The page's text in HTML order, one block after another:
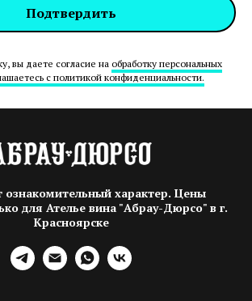
Подтвердить
вы даете согласие наобработку персональных
c политикой конфиденциальности.
ознакомительный характер. Цены
для Ателье вина "Абрау-Дюрсо" в г.
Красноярске